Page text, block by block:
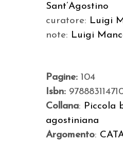
Sant’Agostino
curatore: Luigi
note: Luigi
Pagine: 104
Isbn:
Collana: Piccola
agostiniana
Argomento: